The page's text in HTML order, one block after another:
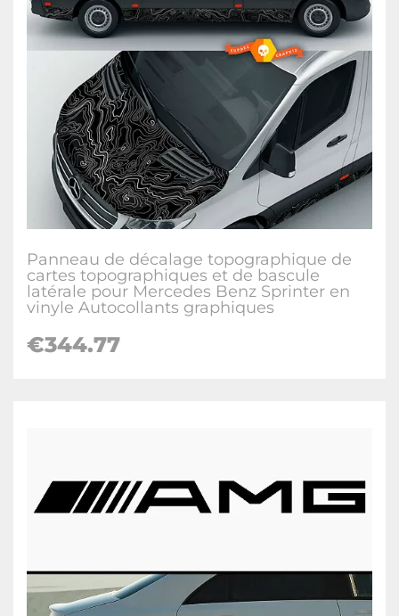
Panneau de décalage topographique de
cartes topographiques et de bascule
latérale pour Mercedes Benz Sprinter en
vinyle Autocollants graphiques
€344.77